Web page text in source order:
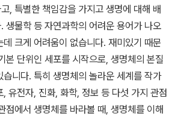
준다. “세계를 변화시키기”는
인류가 직면한 다양한 과제들―신종 바이
성을 가진 세균, 새로운 암 치료법, 유전 정
, 유전자 편집 등―을 헤쳐나가는 데에 중요
에
한 5가지 개념을 토대로 생명에 대한 정의를
떻게 시작되었는지에 대해서 설명한다. 생
, 특별한 책임감을 가지고 생명에 대해 배
생물학 등 자연과학의 어려운 용어가 나오
크게 어려움이 없습니다. 재미있기 때문
본 단위인 세포를 시작으로, 생명체의 본질
니다. 특히 생명체의 놀라운 세계를 작가
유전자, 진화, 화학, 정보 등 다섯 가지 관점
점에서 생명체를 바라볼 때, 생명체를 이해